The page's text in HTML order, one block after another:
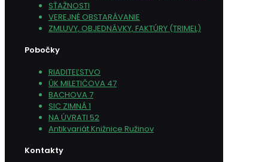
SŤAŽNOSTI
VEREJNÉ OBSTARÁVANIE
ZMLUVY, OBJEDNÁVKY, FAKTÚRY (TRIMEL)
Pobočky
RIADITEĽSTVO
ÚK MILETIČOVA 47
BACHOVA 7
SIC ZIMNÁ 1
NA ÚVRATI 52
Antikvariát Knižnice Ružinov
Kontakty